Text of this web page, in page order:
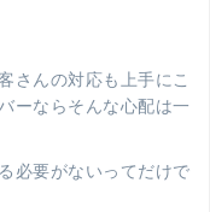
さんの対応も上手にこ
ーならそんな心配は一
必要がないってだけで